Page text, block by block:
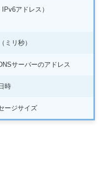
アドレス）
ミリ秒）
サーバーのアドレス
時
ージサイズ